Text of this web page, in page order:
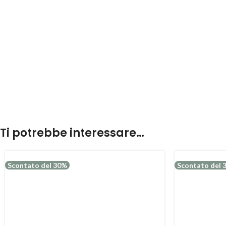
Ti potrebbe interessare…
Scontato del 30% Scontato del